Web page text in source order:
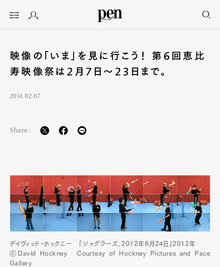
映像の「いま」を見に行こう！ 第6回恵比
寿映像祭は2月7日～23日まで。
2014.02.07
Share:
デイヴィッド・ホックニー 『ジャグラーズ、2012年6月24日』2012年
ⓒDavid Hockney Courtesy of Hockney Pictures and Pace
Gallery